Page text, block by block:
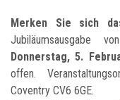
Merken Sie sich
Jubiläumsausgabe
Donnerstag, 5.
offen.
Coventry CV6 6GE.